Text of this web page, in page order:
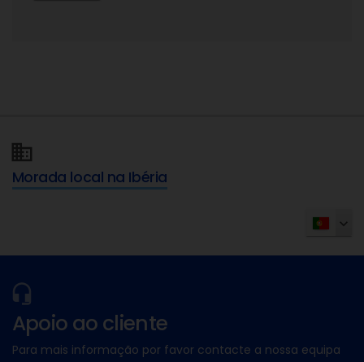
Morada local na Ibéria
Apoio ao cliente
Para mais informação por favor contacte a nossa equipa